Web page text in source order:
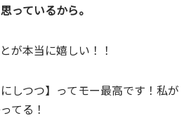
っているから。
が本当に嬉しい！！
しつつ】ってモー最高です！私が
てる！